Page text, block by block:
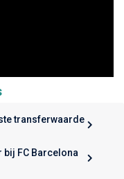
transferwaarde
bij FC Barcelona